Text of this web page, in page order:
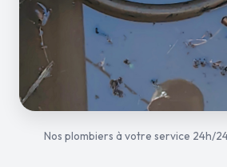
Nos plombiers à votre service 24h/